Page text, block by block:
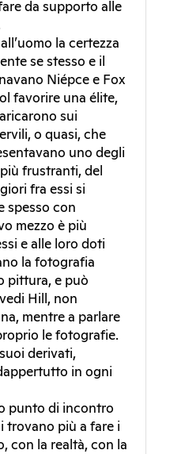
da supporto alle
la certezza
se stesso e il
Niépce e Fox
favorire una élite,
sui
o quasi, che
uno degli
frustranti, del
fra essi si
spesso con
mezzo è più
e alle loro doti
la fotografia
pittura, e può
Hill, non
mentre a parlare
le fotografie.
derivati,
in ogni
punto di incontro
trovano più a fare i
con la realtà, con la